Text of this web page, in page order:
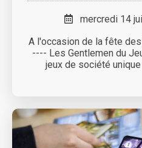
mercredi 14
A l'occasion de la fête
---- Les Gentlemen du
jeux de société unique